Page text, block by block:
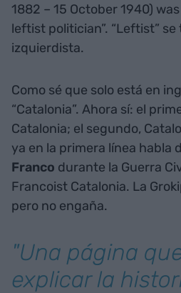
1882 – 15 October 1940)
leftist politician”. “Leftist”
izquierdista.
Como sé que solo está en
“Catalonia”. Ahora sí: el
Catalonia; el segundo,
ya en la primera línea habla
Franco durante la Guerra
Francoist Catalonia. La
pero no engaña.
"Una página
explicar la